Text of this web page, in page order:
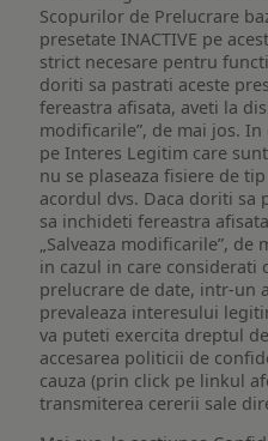
Scopurilor de Prelucrare
presetate INACTIVE pe
strict necesare pentru
doriti sa pastrati aceste
fereastra afisata, aveti la
modificarile”, de mai jos.
pe Interes Legitim care
nu se plaseaza fisiere de
acordul dvs. Daca doriti sa
sa inchideti fereastra
„Salveaza modificarile”,
in cazul in care considerati
prelucrare de date, intr-un
prevaleaza interesului
va puteti exercita dreptul
accesarea politicii de
cauza (prin click pe linkul
transmiterea cererii sale